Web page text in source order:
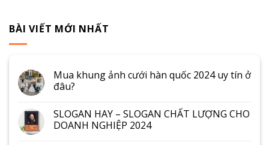
BÀI VIẾT MỚI NHẤT
Mua khung ảnh cưới hàn quốc 2024 uy tín ở
đâu?
SLOGAN HAY – SLOGAN CHẤT LƯỢNG CHO
DOANH NGHIỆP 2024